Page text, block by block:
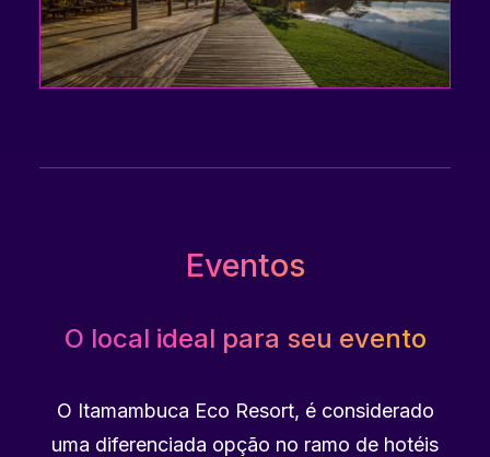
Eventos
O local ideal para seu evento
O Itamambuca Eco Resort, é considerado
uma diferenciada opção no ramo de hotéis